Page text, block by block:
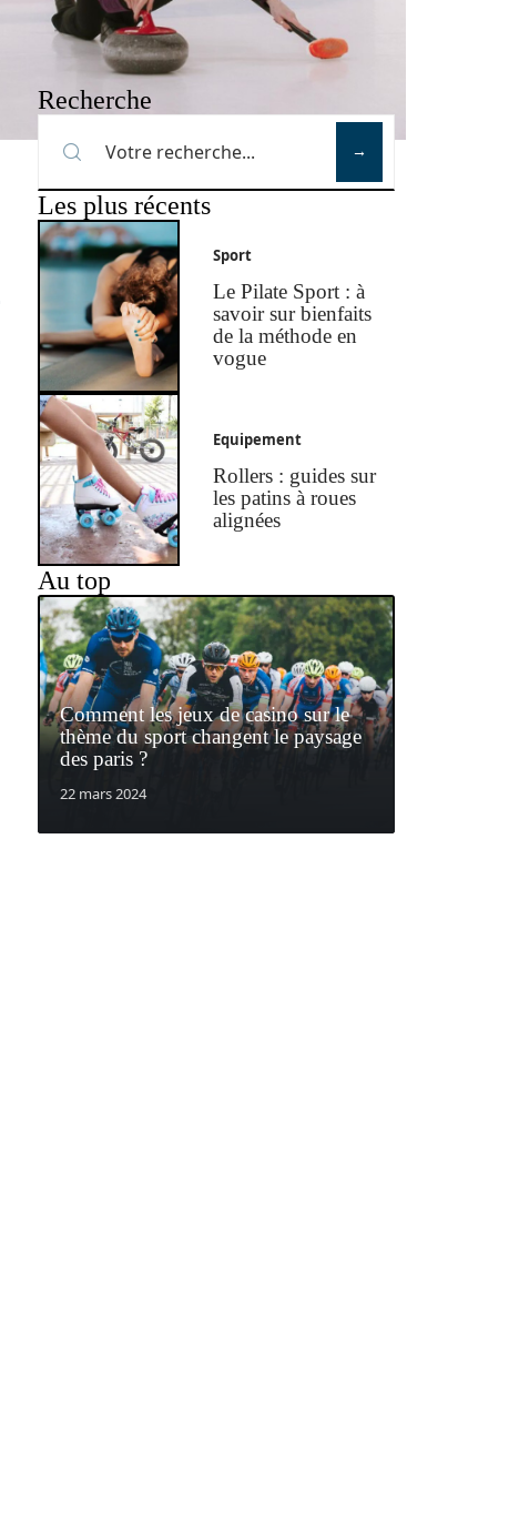
Recherche
Les plus récents
Sport
Le Pilate Sport : à
savoir sur bienfaits
de la méthode en
vogue
Equipement
Rollers : guides sur
les patins à roues
alignées
Au top
Comment les jeux de casino sur le
thème du sport changent le paysage
des paris ?
22 mars 2024